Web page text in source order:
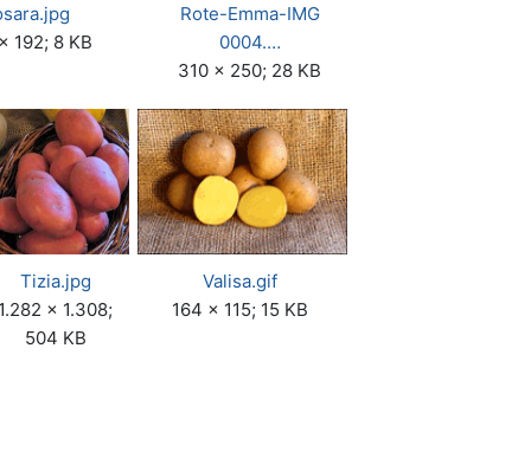
192; 8 KB
Rote-Emma-IMG
0004.…
310 × 250; 28 KB
Tizia.jpg
× 1.308;
504 KB
Valisa.gif
164 × 115; 15 KB